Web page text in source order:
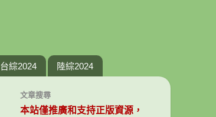
台綜2024 陸綜2024
文章搜尋
本站僅推廣和支持正版資源，